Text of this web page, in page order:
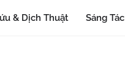
& Dịch Thuật Sáng Tác